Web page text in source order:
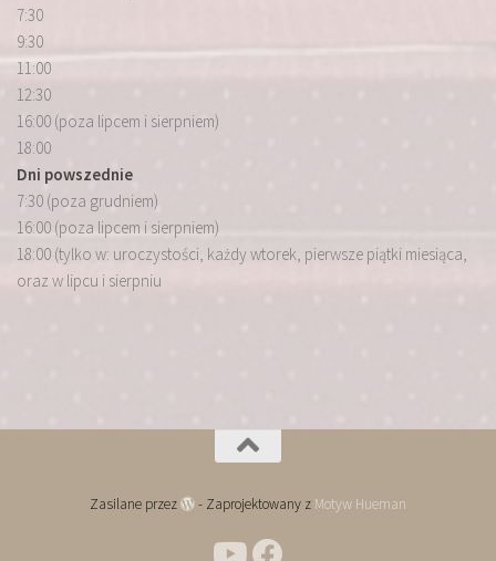
7:30
9:30
11:00
12:30
16:00 (poza lipcem i sierpniem)
18:00
Dni powszednie
7:30 (poza grudniem)
16:00 (poza lipcem i sierpniem)
18:00 (tylko w: uroczystości, każdy wtorek, pierwsze piątki miesiąca,
oraz w lipcu i sierpniu
Zasilane przez - Zaprojektowany z Motyw Hueman